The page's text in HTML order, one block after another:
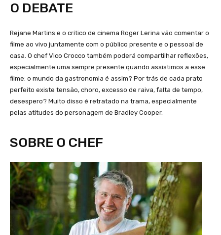
O DEBATE
Rejane Martins e o crítico de cinema Roger Lerina vão comentar o
filme ao vivo juntamente com o público presente e o pessoal de
casa. O chef Vico Crocco também poderá compartilhar reflexões,
especialmente uma sempre presente quando assistimos a esse
filme: o mundo da gastronomia é assim? Por trás de cada prato
perfeito existe tensão, choro, excesso de raiva, falta de tempo,
desespero? Muito disso é retratado na trama, especialmente
pelas atitudes do personagem de Bradley Cooper.
SOBRE O CHEF